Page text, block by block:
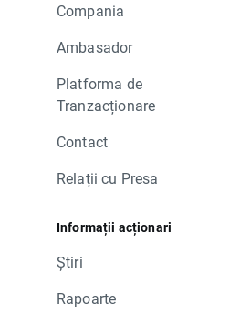
Compania
Ambasador
Platforma de
Tranzacționare
Contact
Relații cu Presa
Informații acționari
Știri
Rapoarte